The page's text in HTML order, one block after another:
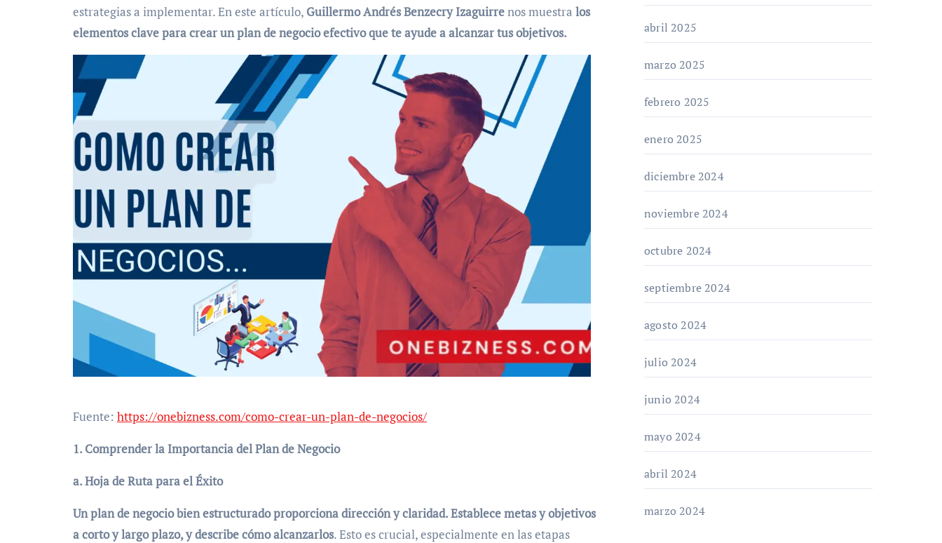
estrategias a implementar. En este artículo, Guillermo Andrés Benzecry Izaguirrenos muestra los
elementos clave para crear un plan de negocio efectivo que te ayude a alcanzar tus objetivos.
Fuente: https://onebizness.com/como-crear-un-plan-de-negocios/
1. Comprender la Importancia del Plan de Negocio
a. Hoja de Ruta para el Éxito
Un plan de negocio bien estructurado proporciona dirección y claridad. Establece metas y objetivos
a corto y largo plazo, y describe cómo alcanzarlos. Esto es crucial, especialmente en las etapas
abril 2025
marzo 2025
febrero 2025
enero 2025
diciembre 2024
noviembre 2024
octubre 2024
septiembre 2024
agosto 2024
julio 2024
junio 2024
mayo 2024
abril 2024
marzo 2024